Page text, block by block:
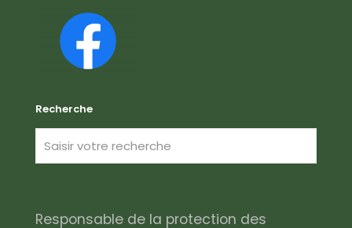
Recherche
Responsable de la protection des